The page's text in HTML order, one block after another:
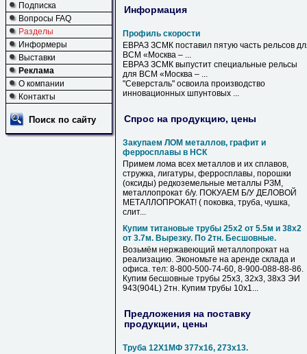
Подписка
Вопросы FAQ
Разделы
Информеры
Выставки
Реклама
О компании
Контакты
Поиск по сайту
Информация
Профиль скорости
ЕВРАЗ ЗСМК поставил пятую часть рельсов
ВСМ «Москва – ...
ЕВРАЗ ЗСМК выпустит специальные рельсы
для ВСМ «Москва – ...
"Северсталь" освоила производство
инновационных шпунтовых ...
Спрос на продукцию, цены
Закупаем ЛОМ металлов, графит и
ферросплавы в НСК
Примем лома всех металлов и их сплавов,
стружка, лигатуры, ферросплавы, порошки
(оксиды) редкоземельные металлы РЗМ,
металлопрокат б/у. ПОКУАЕМ Б/У ДЕЛОВОЙ
МЕТАЛЛОПРОКАТ! ( поковка, труба, чушка,
слит...
Купим титановые трубы 25х2 от 5.5м и 38х2
от 3.7м. Вырезку. По 2тн. Бесшовные.
Возьмём нержавеющий металлопрокат на
реализацию. Экономьте на аренде склада и
офиса. тел: 8-800-500-74-60, 8-900-088-88-86.
Купим бесшовные трубы 25х3, 32х3, 38х3 ЭИ
943(904L) 2тн. Купим трубы 10х1...
Предложения на поставку
продукции, цены
Труба 12Х1МФ 377х16, 273х13.